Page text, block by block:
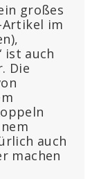
großes
Artikel im
ist auch
Die
auch
machen